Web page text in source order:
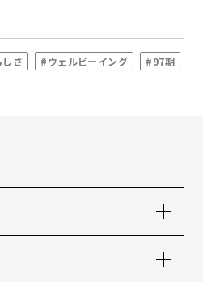
さ #ウェルビーイング #97期